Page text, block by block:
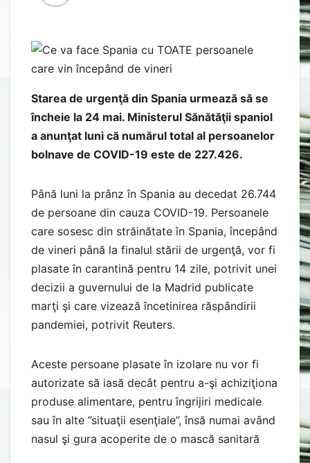
Starea de urgenţă din Spania urmează să se
încheie la 24 mai. Ministerul Sănătăţii spaniol
a anunţat luni că numărul total al persoanelor
bolnave de COVID-19 este de 227.426.
Până luni la prânz în Spania au decedat 26.744
de persoane din cauza COVID-19. Persoanele
care sosesc din străinătate în Spania, începând
de vineri până la finalul stării de urgenţă, vor fi
plasate în carantină pentru 14 zile, potrivit unei
decizii a guvernului de la Madrid publicate
marţi şi care vizează încetinirea răspândirii
pandemiei, potrivit Reuters.
Aceste persoane plasate în izolare nu vor fi
autorizate să iasă decât pentru a-şi achiziţiona
produse alimentare, pentru îngrijiri medicale
sau în alte ”situaţii esenţiale”, însă numai având
nasul şi gura acoperite de o mască sanitară